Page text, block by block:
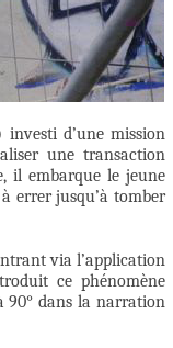
d’une mission
une transaction
il embarque le jeune
errer jusqu’à tomber
via l’application
ce phénomène
90° dans la narration